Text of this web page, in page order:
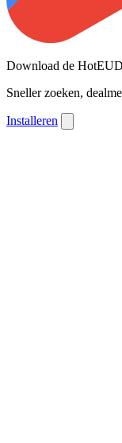
Download de
Sneller zoeken,
Installeren